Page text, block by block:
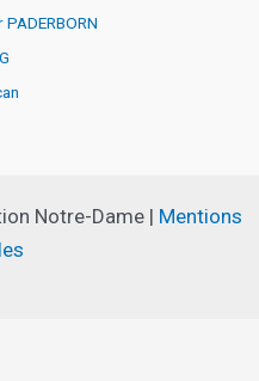
Notre-Dame | Mentions